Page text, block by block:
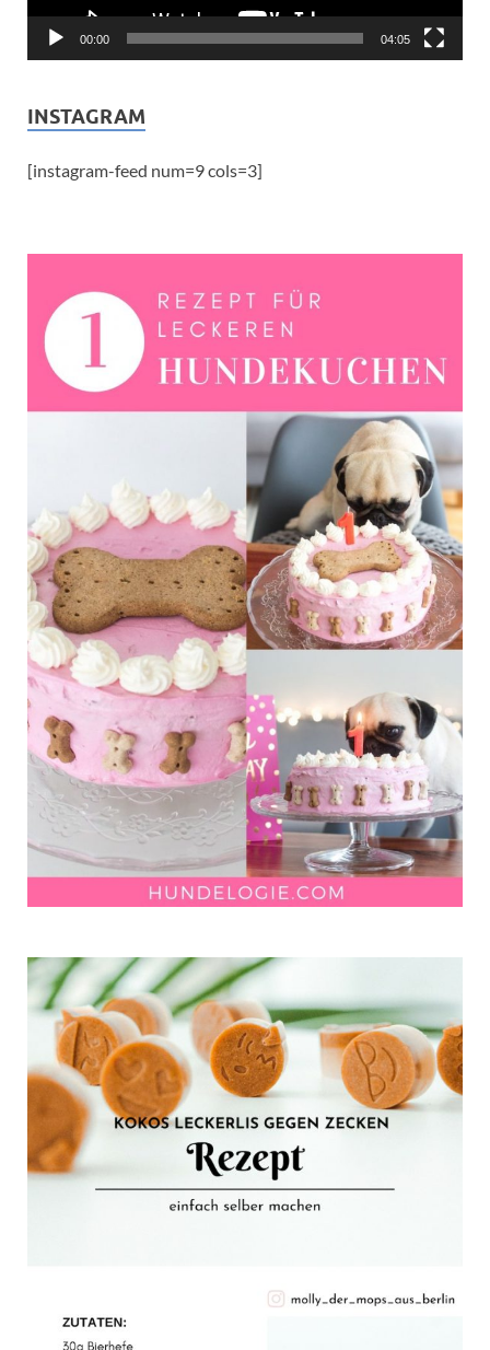
00:00 04:05
INSTAGRAM
[instagram-feed num=9 cols=3]